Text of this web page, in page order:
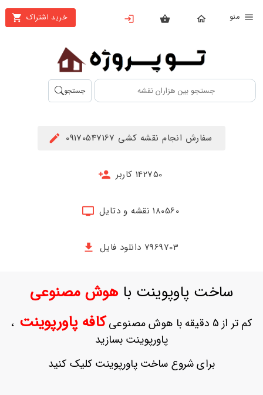
خرید اشتراک
بستن
محصولات
تهیه
اشتراک
حساب
ثبت
بازیابی
جستجو
سفارش انجام نقشه کشی 09170547167
142750 کاربر
180560 نقشه و دتایل
7969703 دانلود فایل
ساخت پاوپوینت باهوش مصنوعی
کم تر از 5 دقیقه با هوش مصنوعی کافه پاورپوینت ،
پاورپوینت بسازید
برای شروع ساخت پاورپوینت کلیک کنید